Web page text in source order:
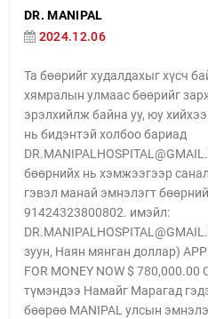
DR. MANIPAL
2024.12.06
Та бөөрийг худалдахыг хүсч
хямралын улмаас бөөрийг
эрэлхийлж байна уу, юу
нь бидэнтэй холбоо бариад
бөөрнийх нь хэмжээгээр
гэвэл манай эмнэлэгт
91424323800802. имэйл:
зуун, Наян мянган доллар)
FOR MONEY NOW $
түмэндээ Намайг Марагад
бөөрөө MANIPAL улсын